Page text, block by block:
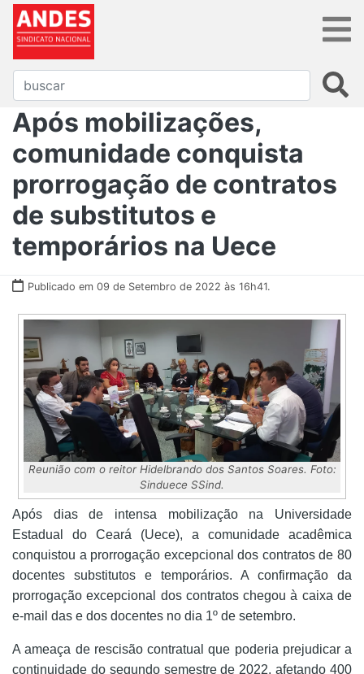
Após mobilizações,
comunidade conquista
prorrogação de contratos
de substitutos e
temporários na Uece
Publicado em 09 de Setembro de 2022 às 16h41.
Reunião com o reitor Hidelbrando dos Santos Soares. Foto:
Sinduece SSind.
Após dias de intensa mobilização na Universidade
Estadual do Ceará (Uece), a comunidade acadêmica
conquistou a prorrogação excepcional dos contratos de 80
docentes substitutos e temporários. A confirmação da
prorrogação excepcional dos contratos chegou à caixa de
e-mail das e dos docentes no dia 1º de setembro.
A ameaça de rescisão contratual que poderia prejudicar a
continuidade do segundo semestre de 2022, afetando 400